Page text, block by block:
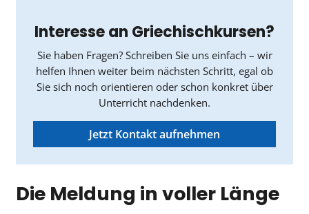
Interesse an Griechischkursen?
Sie haben Fragen? Schreiben Sie uns einfach – wir
helfen Ihnen weiter beim nächsten Schritt, egal ob
Sie sich noch orientieren oder schon konkret über
Unterricht nachdenken.
Jetzt Kontakt aufnehmen
Die Meldung in voller Länge